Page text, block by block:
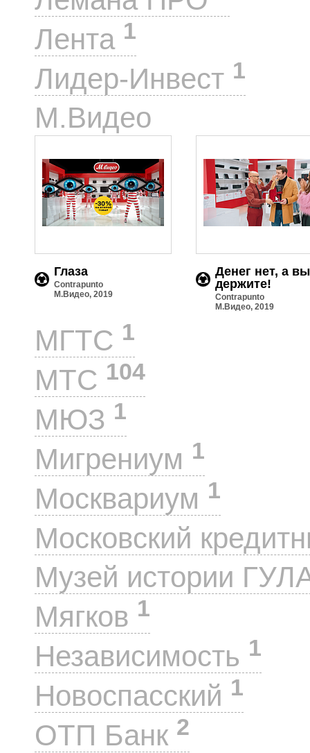
Лента 1
Лидер-Инвест 1
М.Видео
Глаза
Contrapunto
М.Видео, 2019
Денег нет, а вы
держите!
Contrapunto
М.Видео, 2019
МГТС 1
МТС 104
МЮЗ 1
Мигрениум 1
Москвариум 1
Московский
Музей истории
Мягков 1
Независимость 1
Новоспасский 1
ОТП Банк 2